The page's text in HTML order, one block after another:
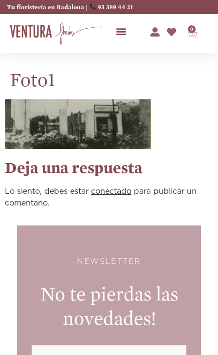
Tu floristería en Badalona | 93 389 44 21
0
Foto1
Deja una respuesta
Lo siento, debes estar conectado para publicar un
comentario.
NEWSLETTER
No te pierdas las
novedades!